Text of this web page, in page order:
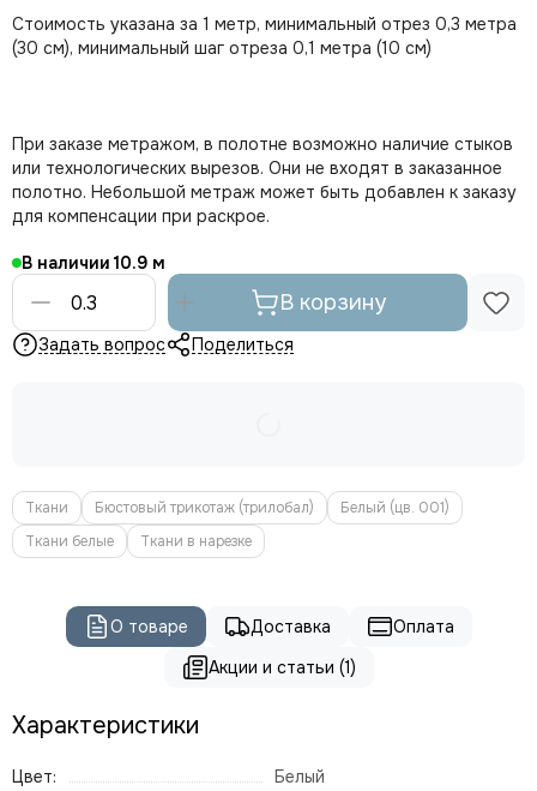
Стоимость указана за 1 метр, минимальный отрез 0,3 метра
(30 см), минимальный шаг отреза 0,1 метра (10 см)
При заказе метражом, в полотне возможно наличие стыков
или технологических вырезов. Они не входят в заказанное
полотно. Небольшой метраж может быть добавлен к заказу
для компенсации при раскрое.
В наличии 10.9
В корзину
Задать вопрос Поделиться
Ткани Бюстовый трикотаж (трилобал)
Белый (цв. 001)
Ткани белые
Ткани в нарезке
О товаре Доставка
Оплата
Акции и статьи (1)
Характеристики
Цвет:
Белый